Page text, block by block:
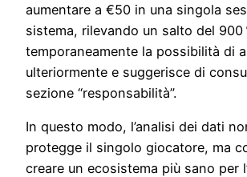
aumentare a €50 in una singola
sistema, rilevando un salto del 900
temporaneamente la possibilità di
ulteriormente e suggerisce di
sezione “responsabilità”.
In questo modo, l’analisi dei dati
protegge il singolo giocatore, ma
creare un ecosistema più sano per